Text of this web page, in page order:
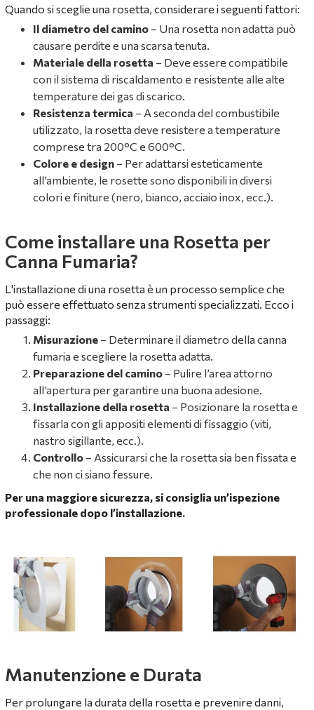
Quando si sceglie una rosetta, considerare i seguenti fattori:
Il diametro del camino – Una rosetta non adatta può
causare perdite e una scarsa tenuta.
Materiale della rosetta – Deve essere compatibile
con il sistema di riscaldamento e resistente alle alte
temperature dei gas di scarico.
Resistenza termica – A seconda del combustibile
utilizzato, la rosetta deve resistere a temperature
comprese tra 200°C e 600°C.
Colore e design – Per adattarsi esteticamente
all’ambiente, le rosette sono disponibili in diversi
colori e finiture (nero, bianco, acciaio inox, ecc.).
Come installare una Rosetta per
Canna Fumaria?
L'installazione di una rosetta è un processo semplice che
può essere effettuato senza strumenti specializzati. Ecco i
passaggi:
Misurazione – Determinare il diametro della canna
fumaria e scegliere la rosetta adatta.
Preparazione del camino – Pulire l’area attorno
all’apertura per garantire una buona adesione.
Installazione della rosetta – Posizionare la rosetta e
fissarla con gli appositi elementi di fissaggio (viti,
nastro sigillante, ecc.).
Controllo – Assicurarsi che la rosetta sia ben fissata e
che non ci siano fessure.
Per una maggiore sicurezza, si consiglia un’ispezione
professionale dopo l’installazione.
Manutenzione e Durata
Per prolungare la durata della rosetta e prevenire danni,